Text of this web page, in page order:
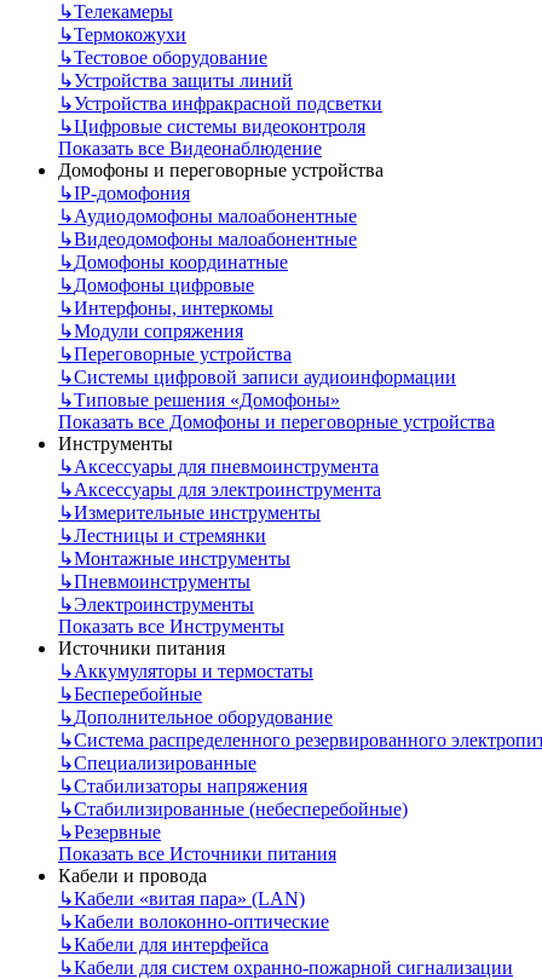
↳Телекамеры
↳Термокожухи
↳Тестовое оборудование
↳Устройства защиты линий
↳Устройства инфракрасной подсветки
↳Цифровые системы видеоконтроля
Показать все Видеонаблюдение
Домофоны и переговорные устройства
↳IP-домофония
↳Аудиодомофоны малоабонентные
↳Видеодомофоны малоабонентные
↳Домофоны координатные
↳Домофоны цифровые
↳Интерфоны, интеркомы
↳Модули сопряжения
↳Переговорные устройства
↳Системы цифровой записи аудиоинформации
↳Типовые решения «Домофоны»
Показать все Домофоны и переговорные устройства
Инструменты
↳Аксессуары для пневмоинструмента
↳Аксессуары для электроинструмента
↳Измерительные инструменты
↳Лестницы и стремянки
↳Монтажные инструменты
↳Пневмоинструменты
↳Электроинструменты
Показать все Инструменты
Источники питания
↳Аккумуляторы и термостаты
↳Бесперебойные
↳Дополнительное оборудование
↳Система распределенного резервированного
↳Специализированные
↳Стабилизаторы напряжения
↳Стабилизированные (небесперебойные)
↳Резервные
Показать все Источники питания
Кабели и провода
↳Кабели «витая пара» (LAN)
↳Кабели волоконно-оптические
↳Кабели для интерфейса
↳Кабели для систем охранно-пожарной сигнализации